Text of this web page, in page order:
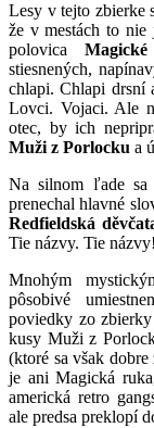
Lesy v tejto zbierke
že v mestách to nie
polovica
stiesnených,
chlapi. Chlapi
Lovci. Vojaci. Ale
otec, by ich
Muži z Porlocku a
Na silnom ľade
prenechal hlavné
Redfieldská
Tie názvy. Tie názvy!
Mnohým
pôsobivé
poviedky zo
kusy Muži z
(ktoré sa však
je ani Magická
americká retro
ale predsa preklopí